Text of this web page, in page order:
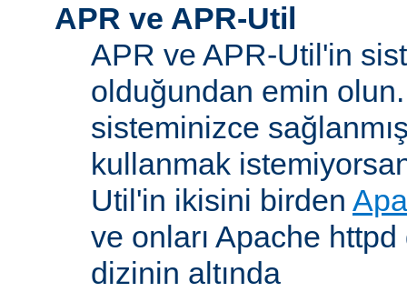
APR ve APR-Util
APR ve APR-Util'in
olduğundan emin
sisteminizce
kullanmak
Util'in ikisini birden
ve onları Apache httpd
dizinin altında